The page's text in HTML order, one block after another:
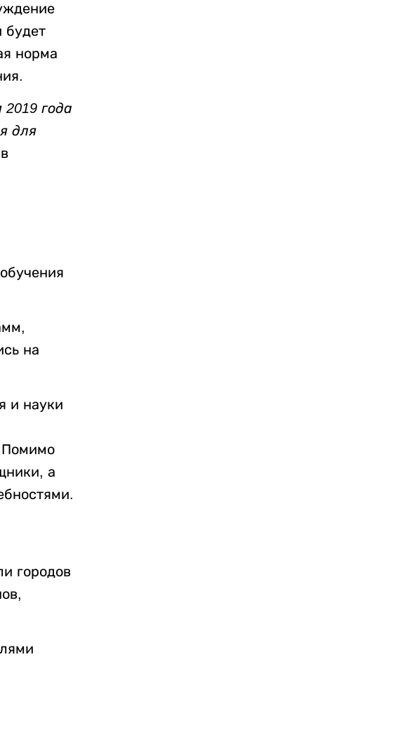
будет
норма
года
для
на
и науки
Помимо
а
городов